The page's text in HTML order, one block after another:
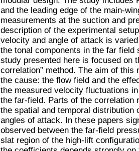
and the leading edge of the main-
measurements at the suction and
description of the experimental
velocity and angle of attack is
the tonal components in the far
study presented here is focused on
correlation” method. The aim of
the cause: the flow field and the
the measured velocity fluctuations
the far-field. Parts of the correlation
the spatial and temporal
angles of attack. In these papers
observed between the far-field
slat region of the high-lift